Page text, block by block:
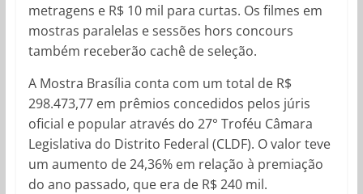
metragens e R$ 10 mil para curtas. Os filmes em
mostras paralelas e sessões hors concours
também receberão cachê de seleção.
A Mostra Brasília conta com um total de R$
298.473,77 em prêmios concedidos pelos júris
oficial e popular através do 27° Troféu Câmara
Legislativa do Distrito Federal (CLDF). O valor teve
um aumento de 24,36% em relação à premiação
do ano passado, que era de R$ 240 mil.